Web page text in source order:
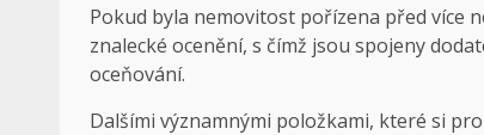
Pokud byla nemovitost pořízena před více
znalecké ocenění, s čímž jsou spojeny
oceňování.
Dalšími významnými položkami, které si